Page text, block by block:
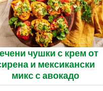
чушки с крем от
и мексикански
микс с авокадо